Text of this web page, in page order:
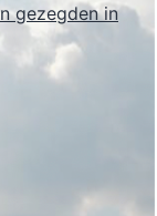
gezegden in